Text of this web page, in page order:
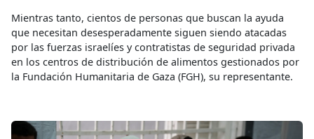
Mientras tanto, cientos de personas que buscan la ayuda
que necesitan desesperadamente siguen siendo atacadas
por las fuerzas israelíes y contratistas de seguridad privada
en los centros de distribución de alimentos gestionados por
la Fundación Humanitaria de Gaza (FGH), su representante.